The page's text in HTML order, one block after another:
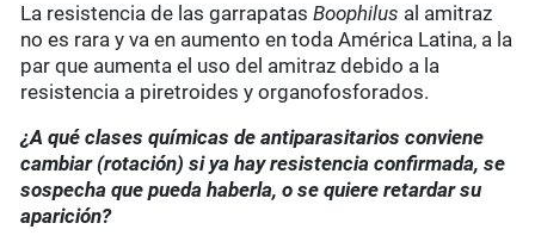
La resistencia de las garrapatas Boophilus al amitraz
no es rara y va en aumento en toda América Latina, a la
par que aumenta el uso del amitraz debido a la
resistencia a piretroides y organofosforados.
¿A qué clases químicas de antiparasitarios conviene
cambiar (rotación) si ya hay resistencia confirmada, se
sospecha que pueda haberla, o se quiere retardar su
aparición?